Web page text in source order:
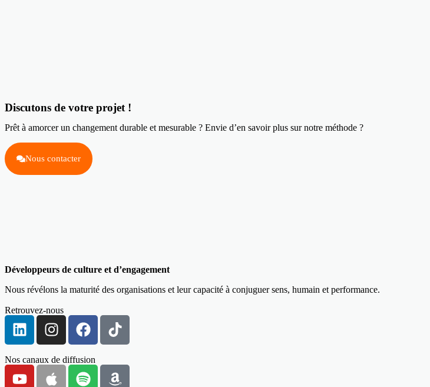
Discutons de votre projet !
Prêt à amorcer un changement durable et mesurable ? Envie d’en savoir plus sur notre méthode ?
Nous contacter
Développeurs de culture et d’engagement
Nous révélons la maturité des organisations et leur capacité à conjuguer sens, humain et performance.
Retrouvez-nous
Nos canaux de diffusion